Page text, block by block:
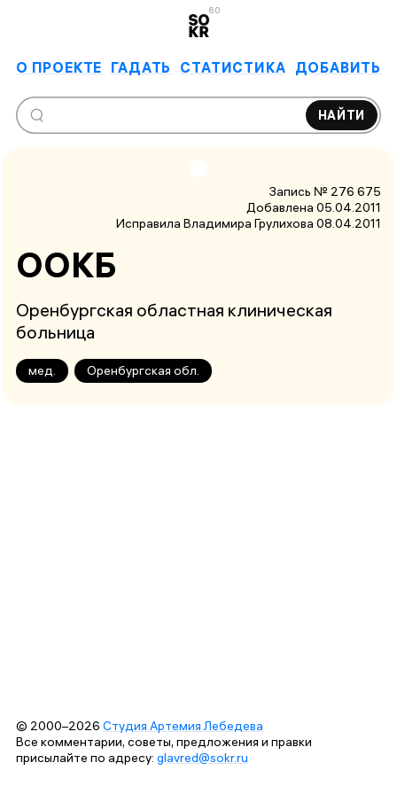
6.0
О ПРОЕКТЕ ГАДАТЬ СТАТИСТИКА ДОБАВИТЬ
НАЙТИ
Запись № 276 675
Добавлена 05.04.2011
Исправила Владимира Грулихова 08.04.2011
ООКБ
Оренбургская областная клиническая
больница
мед. Оренбургская обл.
© 2000–2026 Студия Артемия Лебедева
Все комментарии, советы, предложения и правки
присылайте по адресу: glavred@sokr.ru